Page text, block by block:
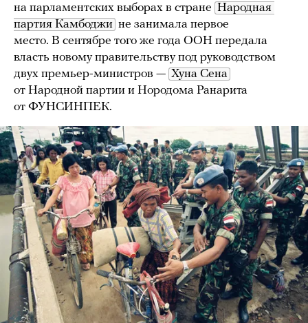
на парламентских выборах в стране Народная
партия Камбоджи не занимала первое
место. В сентябре того же года ООН передала
власть новому правительству под руководством
двух премьер-министров — Хуна Сена
от Народной партии и Нородома Ранарита
от ФУНСИНПЕК.